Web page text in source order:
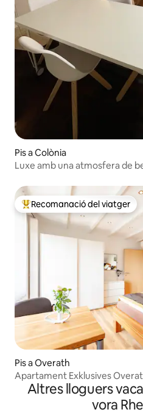
Pis a Colònia
Luxe amb una atmosfera de
Principals recomanacions dels
Recomanació del viatger
Pis a Overath
Apartament Exklusives
Altres lloguers
vora